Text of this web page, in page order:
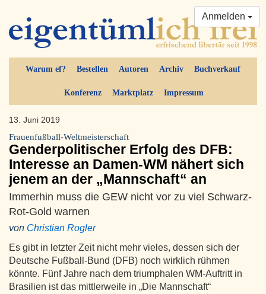
Warum ef? Bestellen Autoren Archiv Buchverkauf
Konferenz Marktplatz Impressum
Anmelden
13. Juni 2019
Frauenfußball-Weltmeisterschaft
Genderpolitischer Erfolg des DFB:
Interesse an Damen-WM nähert sich
jenem an der „Mannschaft“ an
Immerhin muss die GEW nicht vor zu viel Schwarz-
Rot-Gold warnen
von Christian Rogler
Es gibt in letzter Zeit nicht mehr vieles, dessen sich der
Deutsche Fußball-Bund (DFB) noch wirklich rühmen
könnte. Fünf Jahre nach dem triumphalen WM-Auftritt in
Brasilien ist das mittlerweile in „Die Mannschaft“